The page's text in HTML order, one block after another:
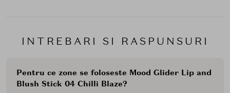
INTREBARI SI RASPUNSURI
Pentru ce zone se foloseste Mood Glider Lip and
Blush Stick 04 Chilli Blaze?